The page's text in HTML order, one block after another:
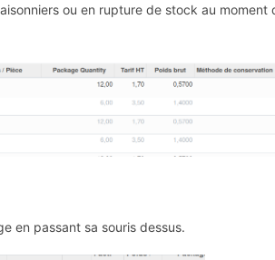
ou en rupture de stock au moment
en passant sa souris dessus.